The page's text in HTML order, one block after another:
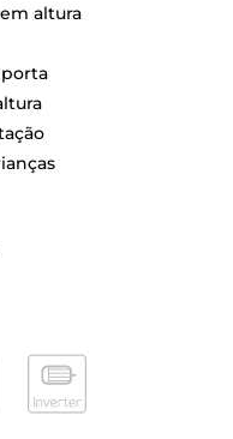
altura